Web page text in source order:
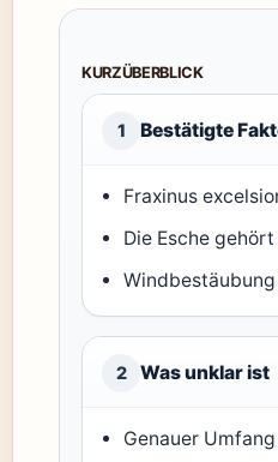
KURZÜBERBLICK
1 Bestätigte
Fraxinus
Die Esche
2 Was unklar ist
Genauer